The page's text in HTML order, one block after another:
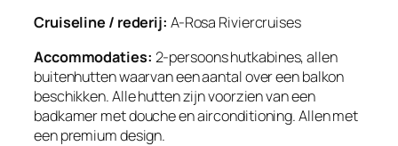
Cruiseline / rederij: A-Rosa Riviercruises
Accommodaties: 2-persoons hutkabines, allen
buitenhutten waarvan een aantal over een balkon
beschikken. Alle hutten zijn voorzien van een
badkamer met douche en airconditioning. Allen met
een premium design.